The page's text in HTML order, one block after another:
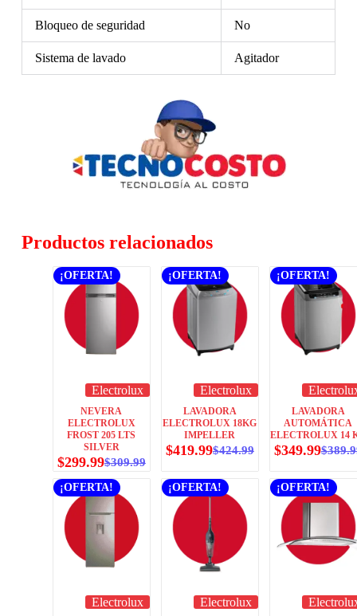
Bloqueo de seguridad No
Sistema de lavado Agitador
Productos relacionados
¡OFERTA!
Electrolux
NEVERA
ELECTROLUX
FROST 205 LTS
SILVER
$309.99
$299.99
¡OFERTA!
Electrolux
LAVADORA
ELECTROLUX 18KG
IMPELLER
$424.99
$419.99
¡OFERTA!
LAVADORA
AUTOMÁTICA
ELECTROLUX 14
$
$349.99
¡OFERTA!
Electrolux
¡OFERTA!
Electrolux
¡OFERTA!